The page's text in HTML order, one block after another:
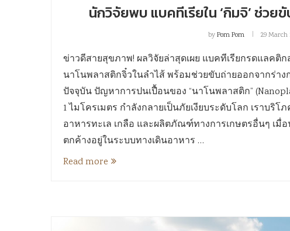
นักวิจัยพบ แบคทีเรียใน ‘กิมจิ’ ช่ว
byPom Pom 29 March
ข่าวดีสายสุขภาพ! ผลวิจัยล่าสุดเผย แบคทีเรียกรดแลค
นาโนพลาสติกจิ๋วในลำไส้ พร้อมช่วยขับถ่ายออกจากร่า
ปัจจุบัน ปัญหาการปนเปื้อนของ “นาโนพลาสติก”
1 ไมโครเมตร กำลังกลายเป็นภัยเงียบระดับโลก เราบริ
อาหารทะเล เกลือ และผลิตภัณฑ์ทางการเกษตรอื่นๆ เ
ตกค้างอยู่ในระบบทางเดินอาหาร …
Read more